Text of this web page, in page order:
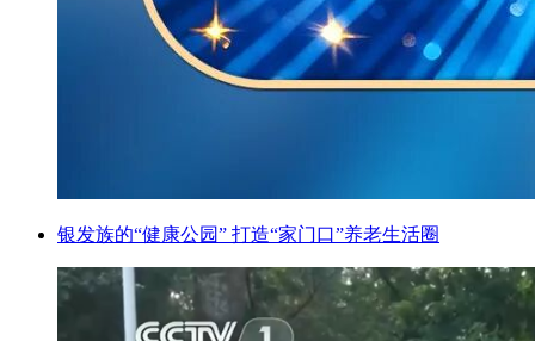
银发族的“健康公园” 打造“家门口”养老生活圈